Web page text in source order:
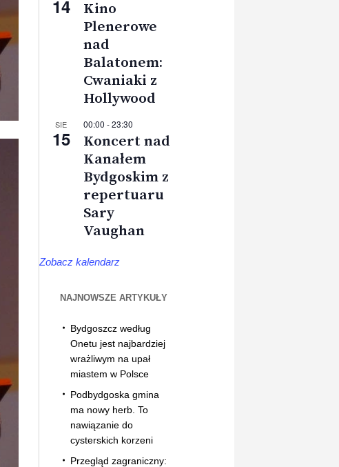
14
Kino
Plenerowe
nad
Balatonem:
Cwaniaki z
Hollywood
SIE
15
00:00 -23:30
Koncert nad
Kanałem
Bydgoskim z
repertuaru
Sary
Vaughan
Zobacz kalendarz
NAJNOWSZE ARTYKUŁY
Bydgoszcz według
Onetu jest najbardziej
wrażliwym na upał
miastem w Polsce
Podbydgoska gmina
ma nowy herb. To
nawiązanie do
cysterskich korzeni
Przegląd zagraniczny: